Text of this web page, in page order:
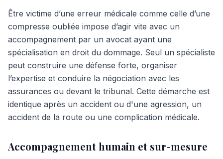
Être victime d’une erreur médicale comme celle d’une
compresse oubliée impose d’agir vite avec un
accompagnement par un avocat ayant une
spécialisation en droit du dommage. Seul un spécialiste
peut construire une défense forte, organiser
l’expertise et conduire la négociation avec les
assurances ou devant le tribunal. Cette démarche est
identique après un accident ou d'une agression, un
accident de la route ou une complication médicale.
Accompagnement humain et sur-mesure